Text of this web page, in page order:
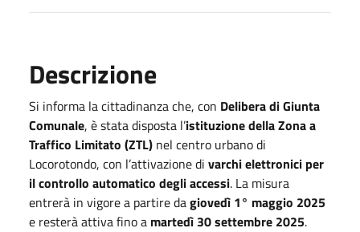
Descrizione
Si informa la cittadinanza che, con Delibera di Giunta
Comunale, è stata disposta l’istituzione della Zona a
Traffico Limitato (ZTL) nel centro urbano di
Locorotondo, con l’attivazione di varchi elettronici per
il controllo automatico degli accessi. La misura
entrerà in vigore a partire dagiovedì 1° maggio 2025
e resterà attiva fino a martedì 30 settembre 2025.